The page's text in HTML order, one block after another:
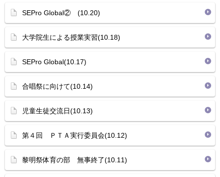
SEPro Global② (10.20)
大学院生による授業実習(10.18)
SEPro Global(10.17)
合唱祭に向けて(10.14)
児童生徒交流日(10.13)
第４回 ＰＴＡ実行委員会(10.12)
黎明祭体育の部 無事終了(10.11)